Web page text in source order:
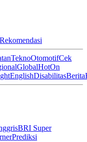
Rekomendasi
TeknoOtomotifCek
GlobalHotOn
EnglishDisabilitasBerita
BRI Super
Prediksi